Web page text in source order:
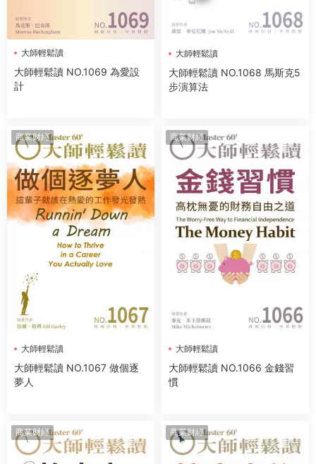
大師輕鬆讀
大師輕鬆讀 NO.1069 為愛設
計
大師輕鬆讀
大師輕鬆讀 NO.1068 馬斯克5
步演算法
商業财經
大師輕鬆讀
大師輕鬆讀 NO.1067 做個逐
夢人
商業财經
大師輕鬆讀
大師輕鬆讀 NO.1066 金錢習
慣
商業财經 商業财經